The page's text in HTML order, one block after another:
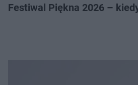
Festiwal Piękna 2026 –